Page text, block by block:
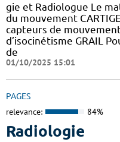
gie et Radiologue Le
du mouvement
capteurs de
d’isocinétisme GRAIL
de
01/10/2025 15:01
PAGES
relevance: 84%
Radiologie